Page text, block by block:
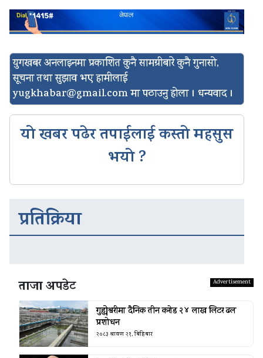
युगखबर अनलाइनमा प्रकाशित कुनै सामग्रीबारे कुनै गुनासो,
सूचना तथा सुझाव भए हामीलाई
yugkhabar@gmail.comमा पठाउनु होला । धन्यवाद ।
यो खबर पढेर तपाईलाई कस्तो महसुस
भयो ?
प्रतिक्रिया
ताजा अपडेट
गुह्येश्वरीमा दैनिक तीन करोड २४ लाख लिटर ढल
प्रशोधन
२०८३ श्रावण २१, बिहिबार